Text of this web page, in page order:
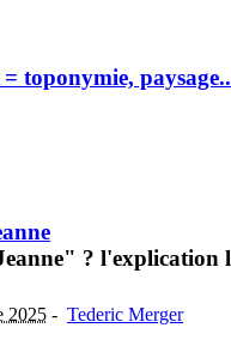
toponymie,
?
2025 - Tederic Merger